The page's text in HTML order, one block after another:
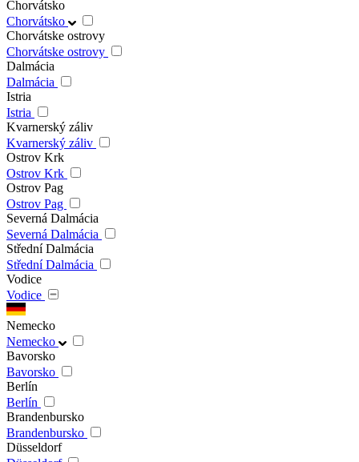
Chorvátsko
Chorvátsko
Chorvátske ostrovy
Chorvátske ostrovy
Dalmácia
Dalmácia
Istria
Istria
Kvarnerský záliv
Kvarnerský záliv
Ostrov Krk
Ostrov Krk
Ostrov Pag
Ostrov Pag
Severná Dalmácia
Severná Dalmácia
Střední Dalmácia
Střední Dalmácia
Vodice
Vodice
Nemecko
Nemecko
Bavorsko
Bavorsko
Berlín
Berlín
Brandenbursko
Brandenbursko
Düsseldorf